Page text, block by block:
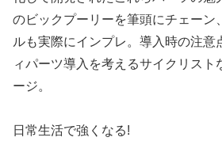
のビックプーリーを筆頭にチェーン
ルも実際にインプレ。導入時の注意
ィパーツ導入を考えるサイクリスト
ージ。
日常生活で強くなる!